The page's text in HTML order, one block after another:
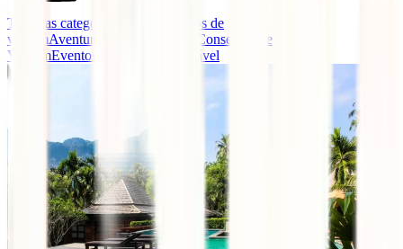
Todas as categorias
Guias e seguros de
viagemAventura
Dicas e Conselhos de
ViagemEventos Turismo Responsável